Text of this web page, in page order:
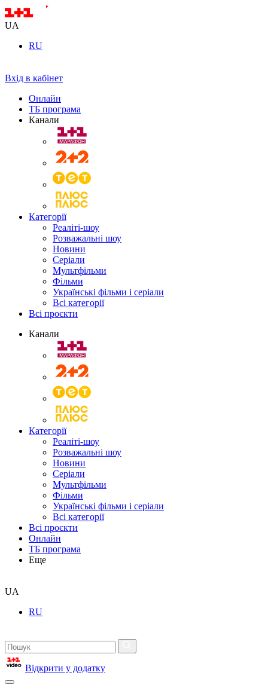
UA
RU
Вхід в кабінет
Онлайн
ТБ програма
Канали
Категорії
Реаліті-шоу
Розважальні шоу
Новини
Серіали
Мультфільми
Фільми
Українські фільми і серіали
Всі категорії
Всі проєкти
Канали
Категорії
Реаліті-шоу
Розважальні шоу
Новини
Серіали
Мультфільми
Фільми
Українські фільми і серіали
Всі категорії
Всі проєкти
Онлайн
ТБ програма
Еще
UA
RU
Відкрити у додатку